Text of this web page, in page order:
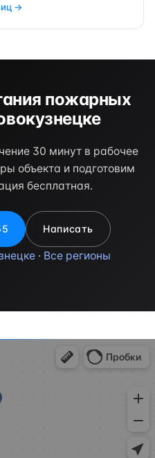
→
пожарных
30 минут в рабочее
объекта и подготовим
бесплатная.
Написать
· Все регионы